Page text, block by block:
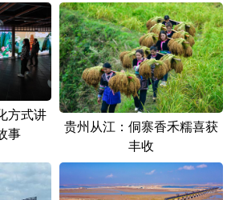
甘肃 青海 宁夏
蒙古 黑龙江
日本語 한국어
方式讲
事
贵州从江：侗寨香禾糯喜获
丰收